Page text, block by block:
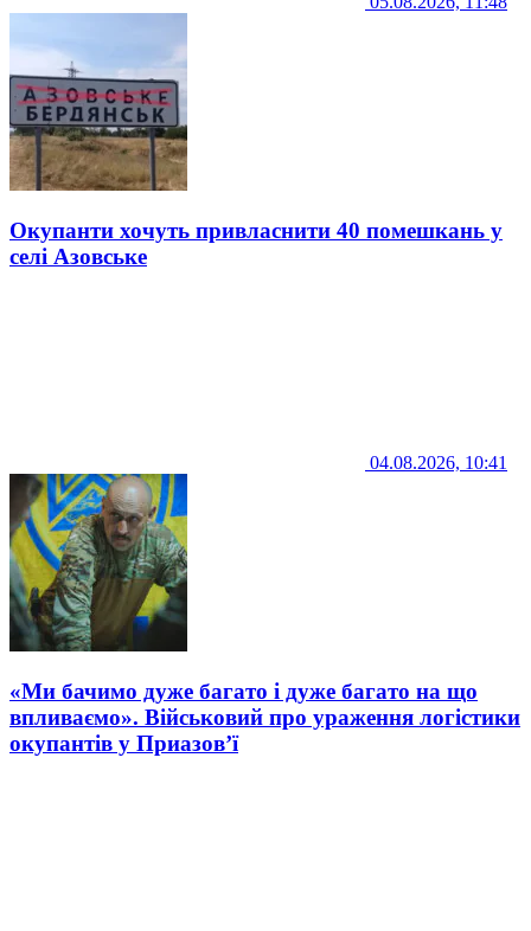
Окупанти хочуть привласнити 40 помешкань у
селі Азовське
04.08.2026, 10:41
«Ми бачимо дуже багато і дуже багато на що
впливаємо». Військовий про ураження логістики
окупантів у Приазов’ї